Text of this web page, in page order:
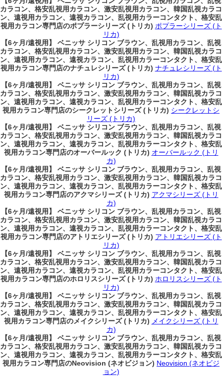
カラコン、格安乱視用カラコン、激安乱視用カラコン、韓国乱視カラコ
ン、遠視用カラコン、遠視カラコン、乱視用カラーコンタクト、格安乱
視用カラコン専門店のポプラーシリーズ (トリカ) ポプラーシリーズ (ト
リカ)
【6ヶ月/遠視用】 ベニッサ シリコン ブラウン、乱視用カラコン、乱視
カラコン、格安乱視用カラコン、激安乱視用カラコン、韓国乱視カラコ
ン、遠視用カラコン、遠視カラコン、乱視用カラーコンタクト、格安乱
視用カラコン専門店のナチュレシリーズ (トリカ) ナチュレシリーズ (ト
リカ)
【6ヶ月/遠視用】 ベニッサ シリコン ブラウン、乱視用カラコン、乱視
カラコン、格安乱視用カラコン、激安乱視用カラコン、韓国乱視カラコ
ン、遠視用カラコン、遠視カラコン、乱視用カラーコンタクト、格安乱
視用カラコン専門店のシークレットシリーズ (トリカ) シークレットシ
リーズ (トリカ)
【6ヶ月/遠視用】 ベニッサ シリコン ブラウン、乱視用カラコン、乱視
カラコン、格安乱視用カラコン、激安乱視用カラコン、韓国乱視カラコ
ン、遠視用カラコン、遠視カラコン、乱視用カラーコンタクト、格安乱
視用カラコン専門店のオーバールック (トリカ) オーバールック (トリ
カ)
【6ヶ月/遠視用】 ベニッサ シリコン ブラウン、乱視用カラコン、乱視
カラコン、格安乱視用カラコン、激安乱視用カラコン、韓国乱視カラコ
ン、遠視用カラコン、遠視カラコン、乱視用カラーコンタクト、格安乱
視用カラコン専門店のアクマシリーズ (トリカ) アクマシリーズ (トリ
カ)
【6ヶ月/遠視用】 ベニッサ シリコン ブラウン、乱視用カラコン、乱視
カラコン、格安乱視用カラコン、激安乱視用カラコン、韓国乱視カラコ
ン、遠視用カラコン、遠視カラコン、乱視用カラーコンタクト、格安乱
視用カラコン専門店のアトリエシリーズ (トリカ) アトリエシリーズ (ト
リカ)
【6ヶ月/遠視用】 ベニッサ シリコン ブラウン、乱視用カラコン、乱視
カラコン、格安乱視用カラコン、激安乱視用カラコン、韓国乱視カラコ
ン、遠視用カラコン、遠視カラコン、乱視用カラーコンタクト、格安乱
視用カラコン専門店のホロリスシリーズ (トリカ) ホロリスシリーズ (ト
リカ)
【6ヶ月/遠視用】 ベニッサ シリコン ブラウン、乱視用カラコン、乱視
カラコン、格安乱視用カラコン、激安乱視用カラコン、韓国乱視カラコ
ン、遠視用カラコン、遠視カラコン、乱視用カラーコンタクト、格安乱
視用カラコン専門店のメイクシリーズ (トリカ) メイクシリーズ (トリ
カ)
【6ヶ月/遠視用】 ベニッサ シリコン ブラウン、乱視用カラコン、乱視
カラコン、格安乱視用カラコン、激安乱視用カラコン、韓国乱視カラコ
ン、遠視用カラコン、遠視カラコン、乱視用カラーコンタクト、格安乱
視用カラコン専門店のNeovision (ネオビジョン) Neovision (ネオビジ
ョン)